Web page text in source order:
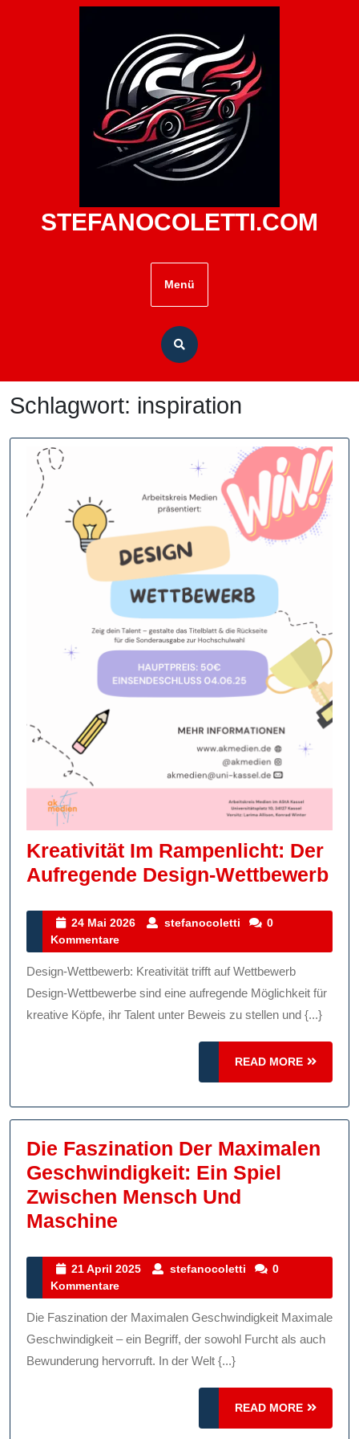
STEFANOCOLETTI.COM
Menü
Schlagwort: inspiration
Kreativität Im Rampenlicht: Der
Aufregende Design-Wettbewerb
24 Mai 2026
24
2026
stefanocoletti stefanocoletti
0
Kommentare
Design-Wettbewerb: Kreativität trifft auf Wettbewerb
Design-Wettbewerbe sind eine aufregende Möglichkeit für
kreative Köpfe, ihr Talent unter Beweis zu stellen und {...}
READ MORE
READ
MORE
Die Faszination Der Maximalen
Geschwindigkeit: Ein Spiel
Zwischen Mensch Und
Maschine
Der
Maximalen
Geschwindigkeit:
Ein
Spiel
Zwischen
21 April 2025
21
2025
stefanocoletti stefanocoletti
0
Kommentare
Die Faszination der Maximalen Geschwindigkeit Maximale
Geschwindigkeit – ein Begriff, der sowohl Furcht als auch
Bewunderung hervorruft. In der Welt {...}
READ MORE
READ
MORE